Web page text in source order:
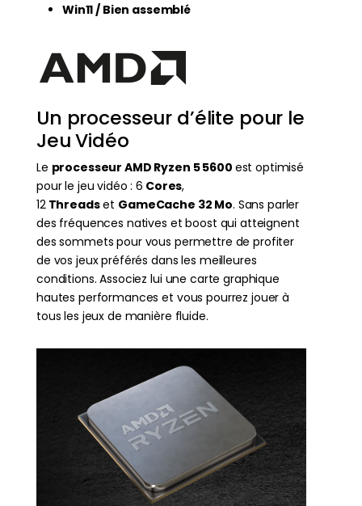
Win11 / Bien assemblé
Un processeur d’élite pour le
Jeu Vidéo
Le processeur AMD Ryzen 5 5600 est optimisé
pour le jeu vidéo : 6 Cores,
12Threadset GameCache 32 Mo. Sans parler
des fréquences natives et boost qui atteignent
des sommets pour vous permettre de profiter
de vos jeux préférés dans les meilleures
conditions. Associez lui une carte graphique
hautes performances et vous pourrez jouer à
tous les jeux de manière fluide.